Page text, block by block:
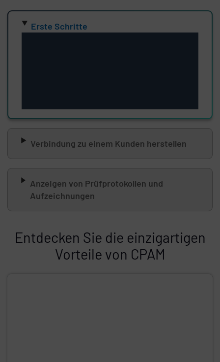
Listeninhalt überspringen
Erste Schritte
Verbindung zu einem Kunden herstellen
Anzeigen von Prüfprotokollen und
Aufzeichnungen
Entdecken Sie die einzigartigen
Vorteile von CPAM